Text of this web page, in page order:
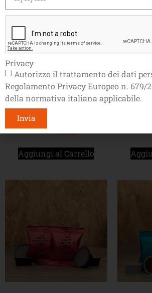
150 Cialde Ese44 GRAN
€54,00
Aggiungi al Carrello
Privacy
Autorizzo il trattamento dei dati
Regolamento Privacy Europeo n. 679/
della normativa italiana applicabile.
Invia